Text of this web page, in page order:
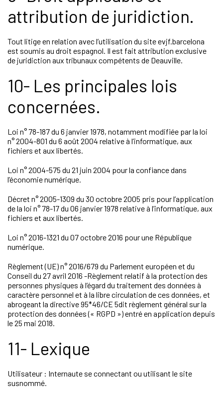
attribution de juridiction.
Tout litige en relation avec l’utilisation du site evjf.barcelona
est soumis au droit espagnol. Il est fait attribution exclusive
de juridiction aux tribunaux compétents de Deauville.
10- Les principales lois
concernées.
Loi n° 78-187 du 6 janvier 1978, notamment modifiée par la loi
n° 2004-801 du 6 août 2004 relative à l’informatique, aux
fichiers et aux libertés.
Loi n° 2004-575 du 21 juin 2004 pour la confiance dans
l’économie numérique.
Décret n° 2005-1309 du 30 octobre 2005 pris pour l’application
de la loi n° 78-17 du 06 janvier 1978 relative à l’informatique, aux
fichiers et aux libertés.
Loi n° 2016-1321 du 07 octobre 2016 pour une République
numérique.
Règlement (UE) n° 2016/679 du Parlement européen et du
Conseil du 27 avril 2016 -Règlement relatif à la protection des
personnes physiques à l’égard du traitement des données à
caractère personnel et à la libre circulation de ces données, et
abrogeant la directive 95*46/CE 5dit règlement général sur la
protection des données (« RGPD ») entré en application depuis
le 25 mai 2018.
11- Lexique
Utilisateur : Internaute se connectant ou utilisant le site
susnommé.